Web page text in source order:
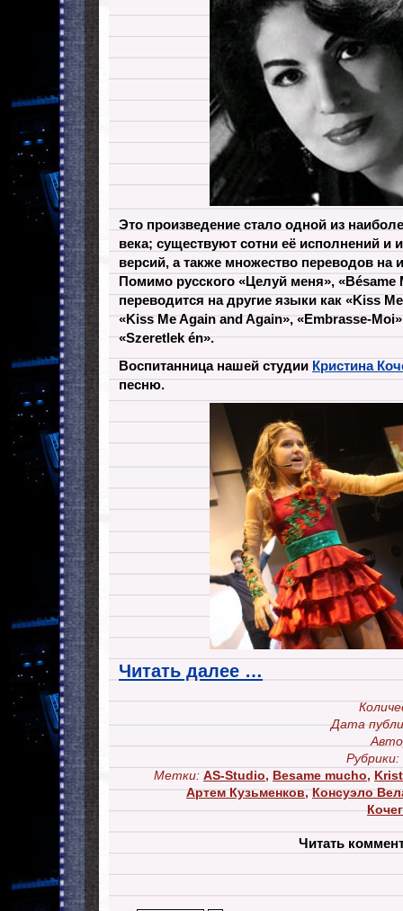
Это произведение стало одной из
века; существуют сотни её исполнений и
версий, а также множество переводов на
Помимо русского «Целуй меня», «Bésame
переводится на другие языки как «Kiss
«Kiss Me Again and Again», «Embrasse-
«Szeretlek én».
Воспитанница нашей студии Кристина
песню.
Читать далее …
Дата
Рубрики:
Метки: AS-Studio, Besame mucho,
Артем Кузьменков,Консуэло
Читать